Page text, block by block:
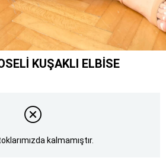
KUŞAKLI ELBISE
kalmamıştır.